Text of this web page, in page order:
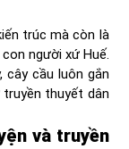
trúc mà còn là
người xứ Huế.
cây cầu luôn gắn
thuyết dân
và truyền